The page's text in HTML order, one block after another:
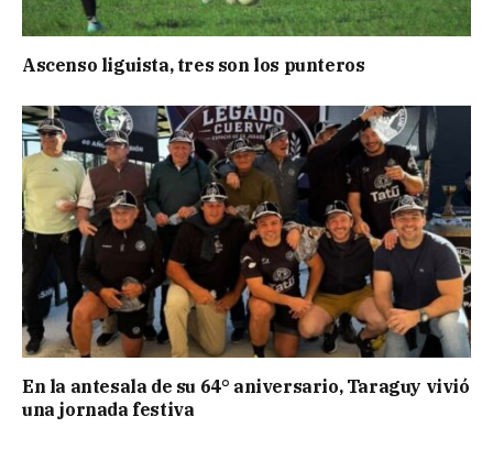
Ascenso liguista, tres son los punteros
En la antesala de su 64° aniversario, Taraguy vivió
una jornada festiva